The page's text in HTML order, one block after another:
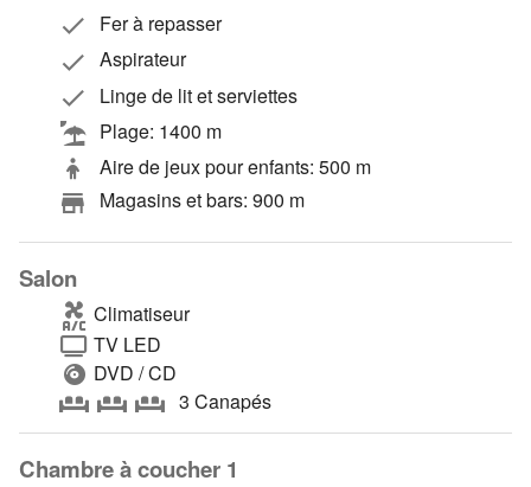
Fer à repasser
Aspirateur
Linge de lit et serviettes
Plage: 1400 m
Aire de jeux pour enfants: 500 m
Magasins et bars: 900 m
Salon
Climatiseur
TV LED
DVD / CD
3 Canapés
Chambre à coucher 1